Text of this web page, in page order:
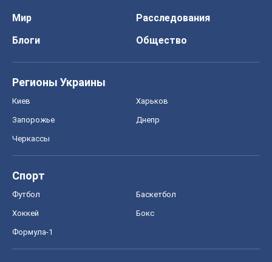
Мир
Расследования
Блоги
Общество
Регионы Украины
Киев Харьков
Запорожье Днепр
Черкассы
Спорт
Футбол Баскетбол
Хоккей Бокс
Формула-1